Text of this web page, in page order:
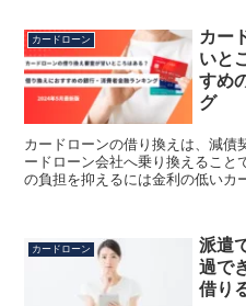
カードローン
カー
いと
すめ
グ
カードローンの借り換えは、減債
ードローン会社へ乗り換えること
の負担を抑えるには金利の低いカ
カードローン
派遣
過で
借り